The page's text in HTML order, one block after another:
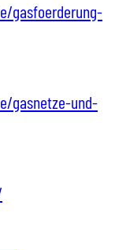
gasfoerderung-
gasnetze-und-